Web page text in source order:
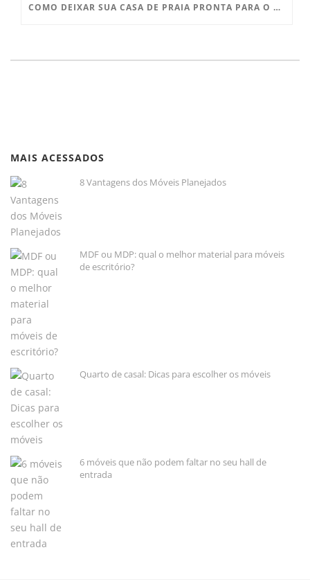
COMO DEIXAR SUA CASA DE PRAIA PRONTA PARA O VERÃO COM ESTILO E FUNCIONALIDADE
MAIS ACESSADOS
8 Vantagens dos Móveis Planejados
MDF ou MDP: qual o melhor material para móveis
de escritório?
Quarto de casal: Dicas para escolher os móveis
6 móveis que não podem faltar no seu hall de
entrada